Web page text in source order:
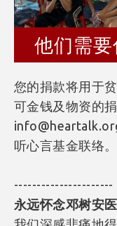
他们需要
您的捐款将用于
可金钱及物资的
听心言基金联络。
----------------------
永远怀念邓树安